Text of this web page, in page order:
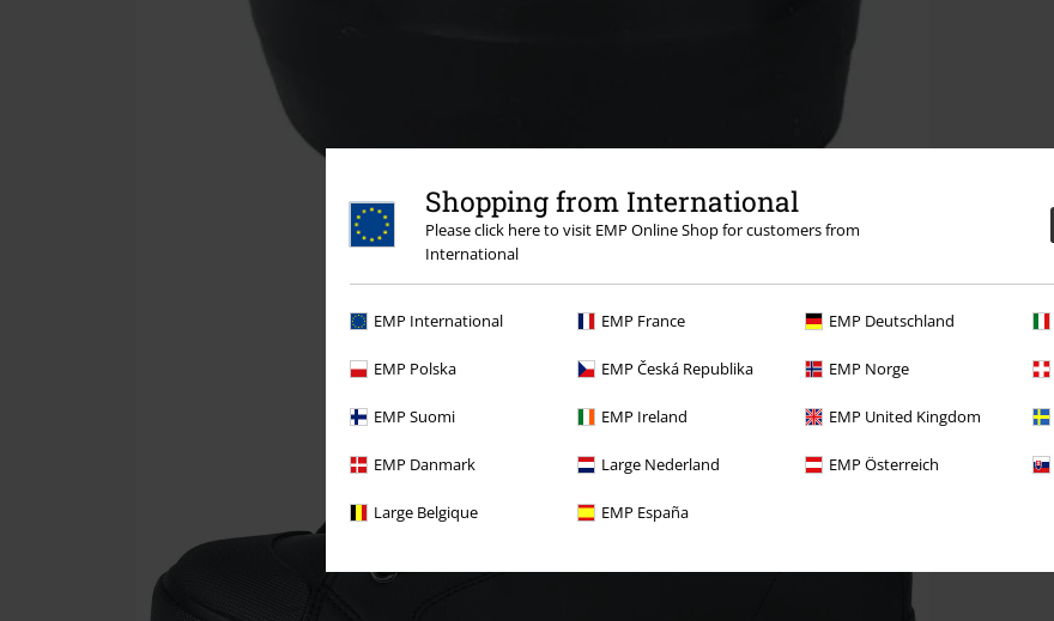
Shopping from International
Please click here to visit EMP Online Shop for customers from
International
EMP International EMP France EMP Deutschland
EMP Polska EMP Česká Republika EMP Norge
EMP Suomi EMP Ireland EMP United Kingdom
EMP Danmark Large Nederland EMP Österreich
Large Belgique EMP España